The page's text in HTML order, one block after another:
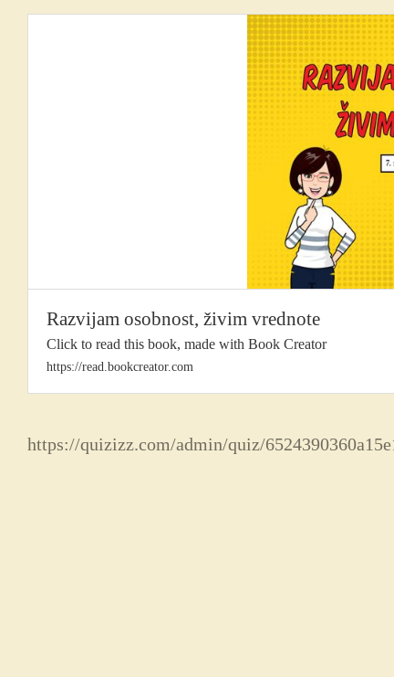
Razvijam osobnost, živim vrednote
Click to read this book, made with Book Creator
https://read.bookcreator.com
https://quizizz.com/admin/quiz/